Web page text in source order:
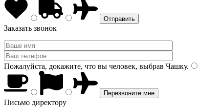
Заказать звонок
Пожалуйста, докажите, что вы человек, выбрав Чашку.
Письмо директору